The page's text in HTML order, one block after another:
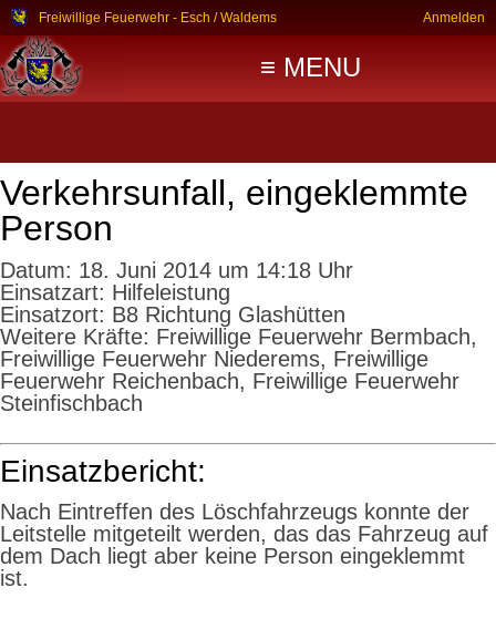
Freiwillige Feuerwehr - Esch / Waldems Anmelden
≡ MENU
Verkehrsunfall, eingeklemmte
Person
Datum: 18. Juni 2014 um 14:18 Uhr
Einsatzart: Hilfeleistung
Einsatzort: B8 Richtung Glashütten
Weitere Kräfte: Freiwillige Feuerwehr Bermbach,
Freiwillige Feuerwehr Niederems, Freiwillige
Feuerwehr Reichenbach, Freiwillige Feuerwehr
Steinfischbach
Einsatzbericht:
Nach Eintreffen des Löschfahrzeugs konnte der
Leitstelle mitgeteilt werden, das das Fahrzeug auf
dem Dach liegt aber keine Person eingeklemmt
ist.